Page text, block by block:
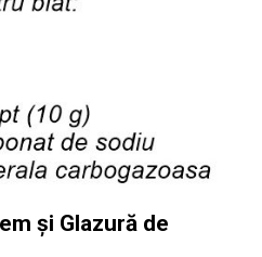
și Glazură de